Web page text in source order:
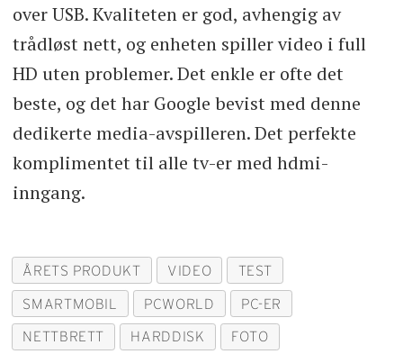
over USB. Kvaliteten er god, avhengig av
trådløst nett, og enheten spiller video i full
HD uten problemer. Det enkle er ofte det
beste, og det har Google bevist med denne
dedikerte media-avspilleren. Det perfekte
komplimentet til alle tv-er med hdmi-
inngang.
ÅRETS PRODUKT VIDEO TEST
SMARTMOBIL PCWORLD PC-ER
NETTBRETT HARDDISK FOTO